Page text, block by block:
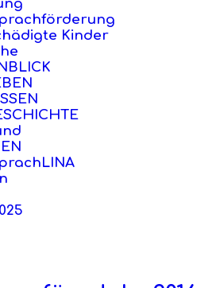
Kinder